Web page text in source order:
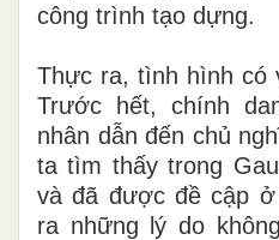
công trình tạo dựng.
Thực ra, tình hình có
Trước hết, chính
nhân dẫn đến chủ
ta tìm thấy trong
và đã được đề cập
ra những lý do